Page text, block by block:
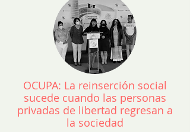
OCUPA: La reinserción social
sucede cuando las personas
privadas de libertad regresan a
la sociedad